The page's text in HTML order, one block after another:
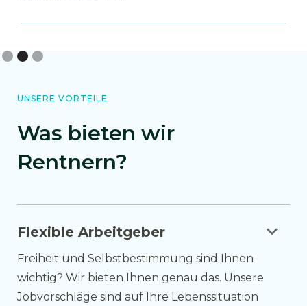
UNSERE VORTEILE
Was bieten wir
Rentnern?
Flexible Arbeitgeber keyboard_arrow_down
Freiheit und Selbstbestimmung sind Ihnen
wichtig? Wir bieten Ihnen genau das. Unsere
Jobvorschläge sind auf Ihre Lebenssituation